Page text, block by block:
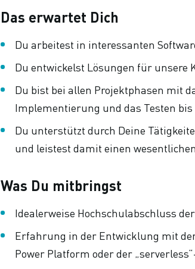
Das erwartet Dich
Du arbeitest in interessanten
Du entwickelst Lösungen für unsere
Du bist bei allen Projektphasen mit
Implementierung und das Testen
Du unterstützt durch Deine
und leistest damit einen
Was Du mitbringst
Idealerweise Hochschulabschluss
Erfahrung in der Entwicklung mit
Power Platform oder der